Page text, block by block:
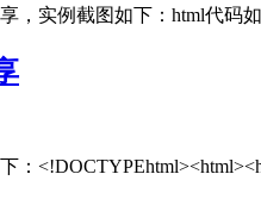
，实例截图如下：html代码